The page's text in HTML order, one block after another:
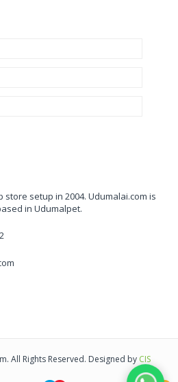
store setup in 2004. Udumalai.com is
in Udumalpet.
All Rights Reserved. Designed by CIS